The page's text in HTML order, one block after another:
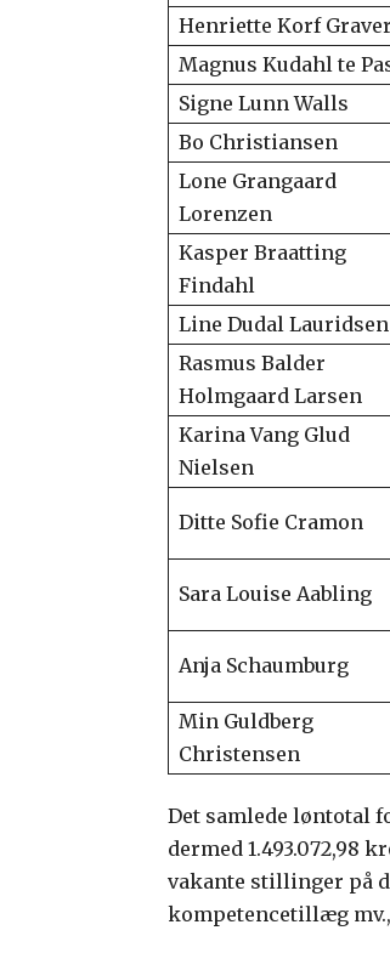
Henriette Korf
Magnus Kudahl te
Signe Lunn Walls
Bo Christiansen
Lone Grangaard
Lorenzen
Kasper Braatting
Findahl
Line Dudal Lauridsen
Rasmus Balder
Holmgaard Larsen
Karina Vang Glud
Nielsen
Ditte Sofie Cramon
Sara Louise Aabling
Anja Schaumburg
Min Guldberg
Christensen
Det samlede løntotal
dermed 1.493.072,98
vakante stillinger på
kompetencetillæg